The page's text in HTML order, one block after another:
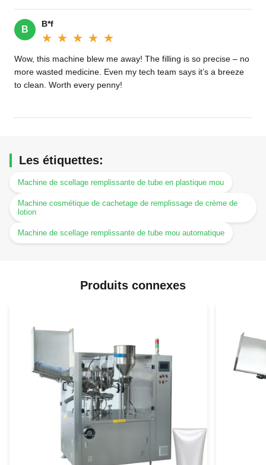
B
B*f
★★★★★
★★★★★
Wow, this machine blew me away! The filling is so precise – no
more wasted medicine. Even my tech team says it’s a breeze
to clean. Worth every penny!
Les étiquettes:
Machine de scellage remplissante de tube en plastique mou
Machine cosmétique de cachetage de remplissage de crème de
lotion
Machine de scellage remplissante de tube mou automatique
Produits connexes